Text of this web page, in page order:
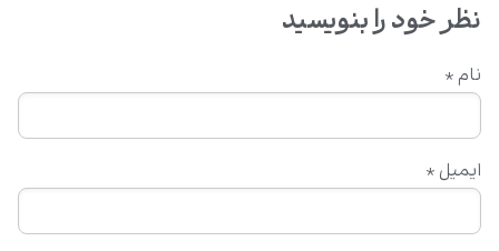
نظر خود را بنویسید
نام *
ایمیل *